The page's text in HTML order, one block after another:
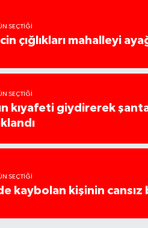
SEÇTIĞI
çığlıkları mahalleyi
SEÇTIĞI
kıyafeti giydirerek
SEÇTIĞI
kaybolan kişinin cansız